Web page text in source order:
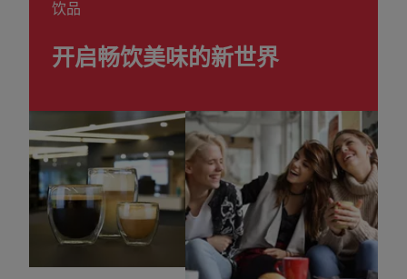
饮品
开启畅饮美味的新世界